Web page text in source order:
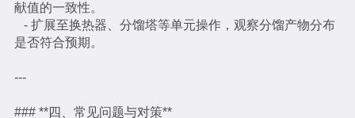
献值的一致性。
- 扩展至换热器、分馏塔等单元操作，观察分馏产物分布
是否符合预期。
---
### **四、常见问题与对策**